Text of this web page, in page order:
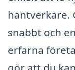
hantverkare.
snabbt och
erfarna